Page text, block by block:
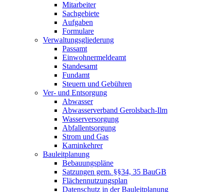
Mitarbeiter
Sachgebiete
Aufgaben
Formulare
Verwaltungsgliederung
Passamt
Einwohnermeldeamt
Standesamt
Fundamt
Steuern und Gebühren
Ver- und Entsorgung
Abwasser
Abwasserverband Gerolsbach-Ilm
Wasserversorgung
Abfallentsorgung
Strom und Gas
Kaminkehrer
Bauleitplanung
Bebauungspläne
Satzungen gem. §§34, 35 BauGB
Flächennutzungsplan
Datenschutz in der Bauleitplanung